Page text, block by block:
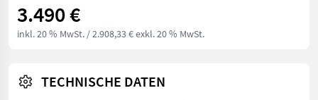
3.490 €
inkl. 20 % MwSt. / 2.908,33 € exkl. 20 % MwSt.
TECHNISCHE DATEN